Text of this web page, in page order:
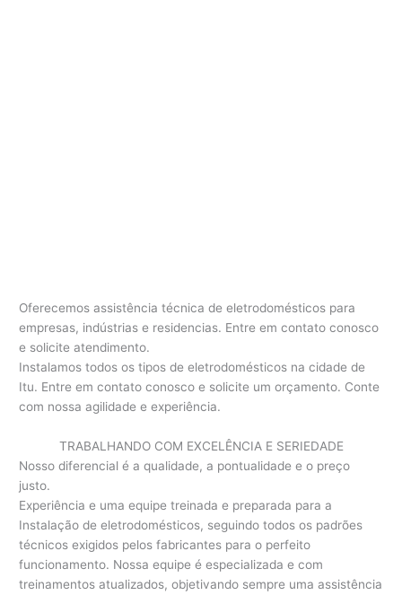
Oferecemos assistência técnica de eletrodomésticos para
empresas, indústrias e residencias. Entre em contato conosco
e solicite atendimento.
Instalamos todos os tipos de eletrodomésticos na cidade de
Itu. Entre em contato conosco e solicite um orçamento. Conte
com nossa agilidade e experiência.
TRABALHANDO COM EXCELÊNCIA E SERIEDADE
Nosso diferencial é a qualidade, a pontualidade e o preço
justo.
Experiência e uma equipe treinada e preparada para a
Instalação de eletrodomésticos, seguindo todos os padrões
técnicos exigidos pelos fabricantes para o perfeito
funcionamento. Nossa equipe é especializada e com
treinamentos atualizados, objetivando sempre uma assistência